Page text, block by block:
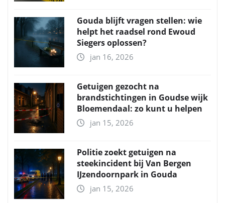
Gouda blijft vragen stellen: wie
helpt het raadsel rond Ewoud
Siegers oplossen?
jan 16, 2026
Getuigen gezocht na
brandstichtingen in Goudse wijk
Bloemendaal: zo kunt u helpen
jan 15, 2026
Politie zoekt getuigen na
steekincident bij Van Bergen
IJzendoornpark in Gouda
jan 15, 2026